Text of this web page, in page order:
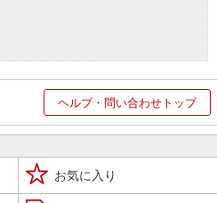
ヘルプ・問い合わせトップ
お気に入り